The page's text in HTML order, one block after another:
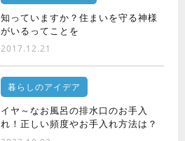
知っていますか？住まいを守る神様
がいるってことを
2017.12.21
暮らしのアイデア
イヤ～なお風呂の排水口のお手入
れ！正しい頻度やお手入れ方法は？